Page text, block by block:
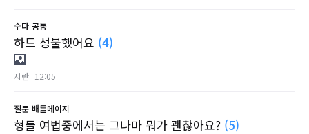
수다 공통
하드 성불했어요 (4)
지란 12:05
질문 배틀메이지
형들 여법중에서는 그나마 뭐가 괜찮아요? (5)